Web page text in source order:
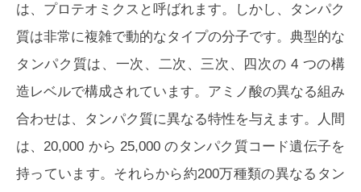
は、プロテオミクスと呼ばれます。しかし、タンパク
質は非常に複雑で動的なタイプの分子です。典型的な
タンパク質は、一次、二次、三次、四次の 4 つの構
造レベルで構成されています。アミノ酸の異なる組み
合わせは、タンパク質に異なる特性を与えます。人間
は、20,000 から 25,000 のタンパク質コード遺伝子を
持っています。それらから約200万種類の異なるタン